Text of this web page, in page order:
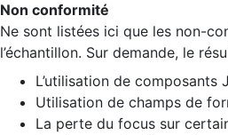
Non conformité
Ne sont listées ici que les non-
l’échantillon. Sur demande, le
L’utilisation de composants
Utilisation de champs de
La perte du focus sur